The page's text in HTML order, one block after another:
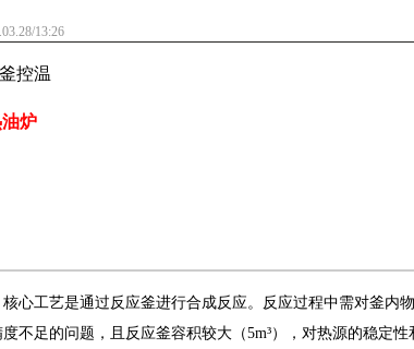
13:26
控温
炉
心工艺是通过反应釜进行合成反应。反应过程中需对釜内
不足的问题，且反应釜容积较大（5m³），对热源的稳定性